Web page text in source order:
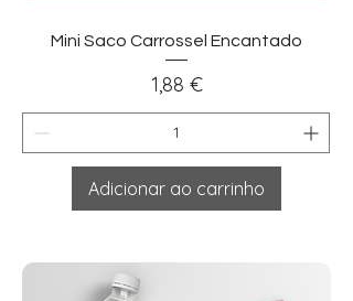
Mini Saco Carrossel Encantado
Preço
1,88 €
Adicionar ao carrinho